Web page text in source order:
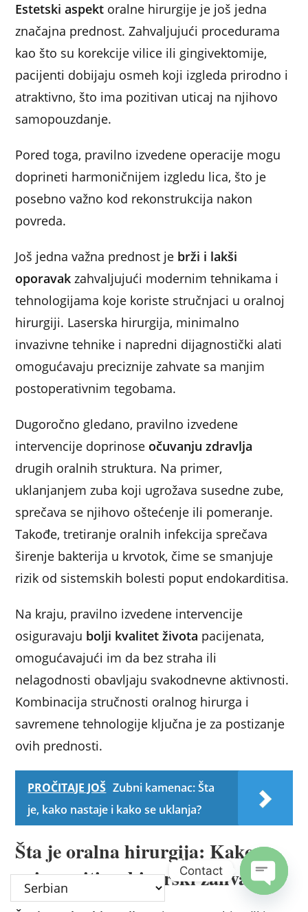
Estetski aspekt oralne hirurgije je još jedna
značajna prednost. Zahvaljujući procedurama
kao što su korekcije vilice ili gingivektomije,
pacijenti dobijaju osmeh koji izgleda prirodno i
atraktivno, što ima pozitivan uticaj na njihovo
samopouzdanje.
Pored toga, pravilno izvedene operacije mogu
doprineti harmoničnijem izgledu lica, što je
posebno važno kod rekonstrukcija nakon
povreda.
Još jedna važna prednost je brži i lakši
oporavak zahvaljujući modernim tehnikama i
tehnologijama koje koriste stručnjaci u oralnoj
hirurgiji. Laserska hirurgija, minimalno
invazivne tehnike i napredni dijagnostički alati
omogućavaju preciznije zahvate sa manjim
postoperativnim tegobama.
Dugoročno gledano, pravilno izvedene
intervencije doprinose očuvanju zdravlja
drugih oralnih struktura. Na primer,
uklanjanjem zuba koji ugrožava susedne zube,
sprečava se njihovo oštećenje ili pomeranje.
Takođe, tretiranje oralnih infekcija sprečava
širenje bakterija u krvotok, čime se smanjuje
rizik od sistemskih bolesti poput endokarditisa.
Na kraju, pravilno izvedene intervencije
osiguravaju bolji kvalitet života pacijenata,
omogućavajući im da bez straha ili
nelagodnosti obavljaju svakodnevne aktivnosti.
Kombinacija stručnosti oralnog hirurga i
savremene tehnologije ključna je za postizanje
ovih prednosti.
PROČITAJE JOŠ Zubni kamenac: Šta
je, kako nastaje i kako se uklanja?
Šta je oralna hirurgija: Kako se
pripremiti za hirurški zahvat?
Contact